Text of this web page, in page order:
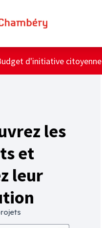
principald'initiative citoyenne
les
et
leur